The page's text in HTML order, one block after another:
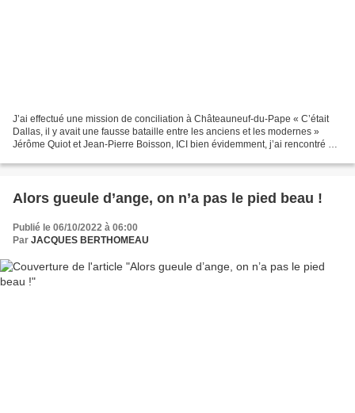
J’ai effectué une mission de conciliation à Châteauneuf-du-Pape « C’était
Dallas, il y avait une fausse bataille entre les anciens et les modernes »
Jérôme Quiot et Jean-Pierre Boisson, ICI bien évidemment, j’ai rencontré à
Alors gueule d’ange, on n’a pas le pied beau !
Publié le 06/10/2022 à 06:00
Par JACQUES BERTHOMEAU